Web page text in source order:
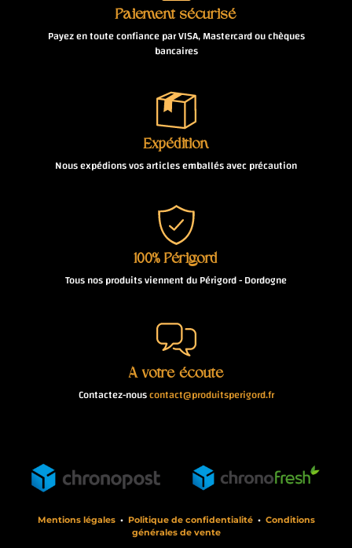
Paiement sécurisé
Payez en toute confiance par VISA, Mastercard ou chèques
bancaires
Expédition
Nous expédions vos articles emballés avec précaution
100% Périgord
Tous nos produits viennent du Périgord - Dordogne
À votre écoute
Contactez-nouscontact@produitsperigord.fr
Mentions légales• Politique de confidentialité• Conditions
générales de vente